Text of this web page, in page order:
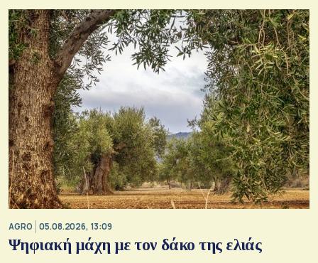
AGRO 05.08.2026, 13:09
Ψηφιακή μάχη με τον δάκο της ελιάς